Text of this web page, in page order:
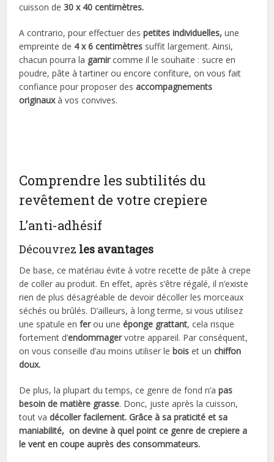
cuisson de30 x 40 centimètres.
A contrario, pour effectuer despetites individuelles, une
empreinte de 4 x 6 centimètres suffit largement. Ainsi,
chacun pourra la garnircomme il le souhaite : sucre en
poudre, pâte à tartiner ou encore confiture, on vous fait
confiance pour proposer desaccompagnements
originauxà vos convives.
Comprendre les subtilités du
revêtement de votre crepiere
L’anti-adhésif
Découvrez les avantages
De base, ce matériau évite à votre recette de pâte à crepe
de coller au produit. En effet, après s’être régalé, il n’existe
rien de plus désagréable de devoir décoller les morceaux
séchés ou brûlés. D’ailleurs, à long terme, si vous utilisez
une spatule enferou uneéponge grattant, cela risque
fortement d’endommagervotre appareil. Par conséquent,
on vous conseille d’au moins utiliser leboiset unchiffon
doux.
De plus, la plupart du temps, ce genre de fond n’apas
besoin dematière grasse. Donc, juste après la cuisson,
tout va décoller facilement. Grâce à sa praticité et sa
maniabilité, on devine à quel point ce genre de crepiere a
le vent en coupe auprès des consommateurs.